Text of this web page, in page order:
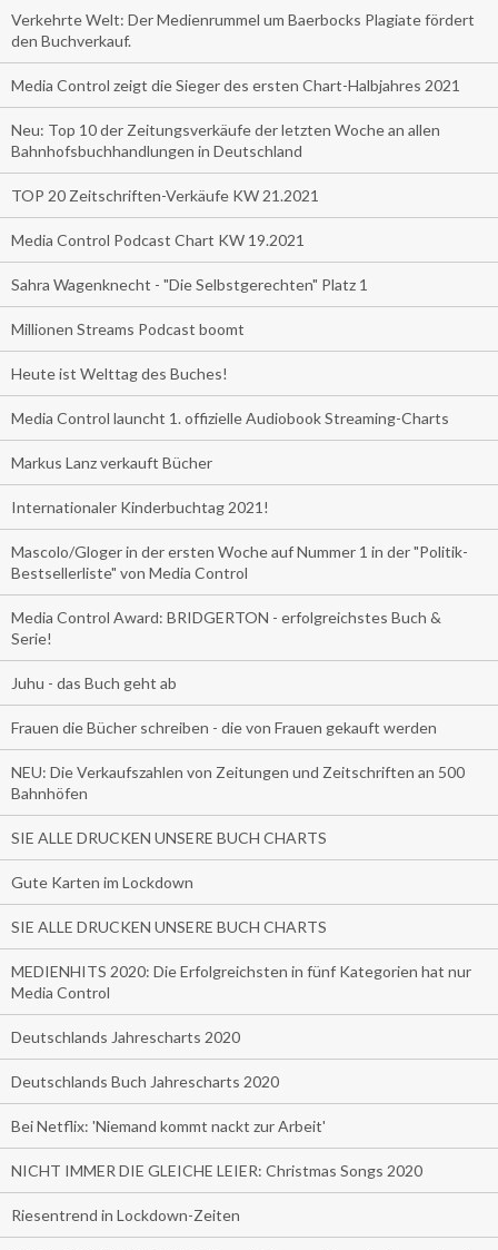
Verkehrte Welt: Der Medienrummel um Baerbocks Plagiate fördert
den Buchverkauf.
Media Control zeigt die Sieger des ersten Chart-Halbjahres 2021
Neu: Top 10 der Zeitungsverkäufe der letzten Woche an allen
Bahnhofsbuchhandlungen in Deutschland
TOP 20 Zeitschriften-Verkäufe KW 21.2021
Media Control Podcast Chart KW 19.2021
Sahra Wagenknecht - "Die Selbstgerechten" Platz 1
Millionen Streams Podcast boomt
Heute ist Welttag des Buches!
Media Control launcht 1. offizielle Audiobook Streaming-Charts
Markus Lanz verkauft Bücher
Internationaler Kinderbuchtag 2021!
Mascolo/Gloger in der ersten Woche auf Nummer 1 in der "Politik-
Bestsellerliste" von Media Control
Media Control Award: BRIDGERTON - erfolgreichstes Buch &
Serie!
Juhu - das Buch geht ab
Frauen die Bücher schreiben - die von Frauen gekauft werden
NEU: Die Verkaufszahlen von Zeitungen und Zeitschriften an 500
Bahnhöfen
SIE ALLE DRUCKEN UNSERE BUCH CHARTS
Gute Karten im Lockdown
SIE ALLE DRUCKEN UNSERE BUCH CHARTS
MEDIENHITS 2020: Die Erfolgreichsten in fünf Kategorien hat nur
Media Control
Deutschlands Jahrescharts 2020
Deutschlands Buch Jahrescharts 2020
Bei Netflix: 'Niemand kommt nackt zur Arbeit'
NICHT IMMER DIE GLEICHE LEIER: Christmas Songs 2020
Riesentrend in Lockdown-Zeiten